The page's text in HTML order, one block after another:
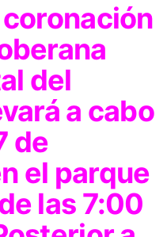
del
a cabo
de
el parque
las 7:00